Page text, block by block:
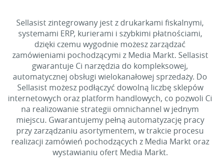
Sellasist zintegrowany jest z drukarkami fiskalnymi,
systemami ERP, kurierami i szybkimi płatnościami,
dzięki czemu wygodnie możesz zarządzać
zamówieniami pochodzącymi z Media Markt. Sellasist
gwarantuje Ci narzędzia do kompleksowej,
automatycznej obsługi wielokanałowej sprzedaży. Do
Sellasist możesz podłączyć dowolną liczbę sklepów
internetowych oraz platform handlowych, co pozwoli Ci
na realizowanie strategii omnichannel w jednym
miejscu. Gwarantujemy pełną automatyzację pracy
przy zarządzaniu asortymentem, w trakcie procesu
realizacji zamówień pochodzących z Media Markt oraz
wystawianiu ofert Media Markt.